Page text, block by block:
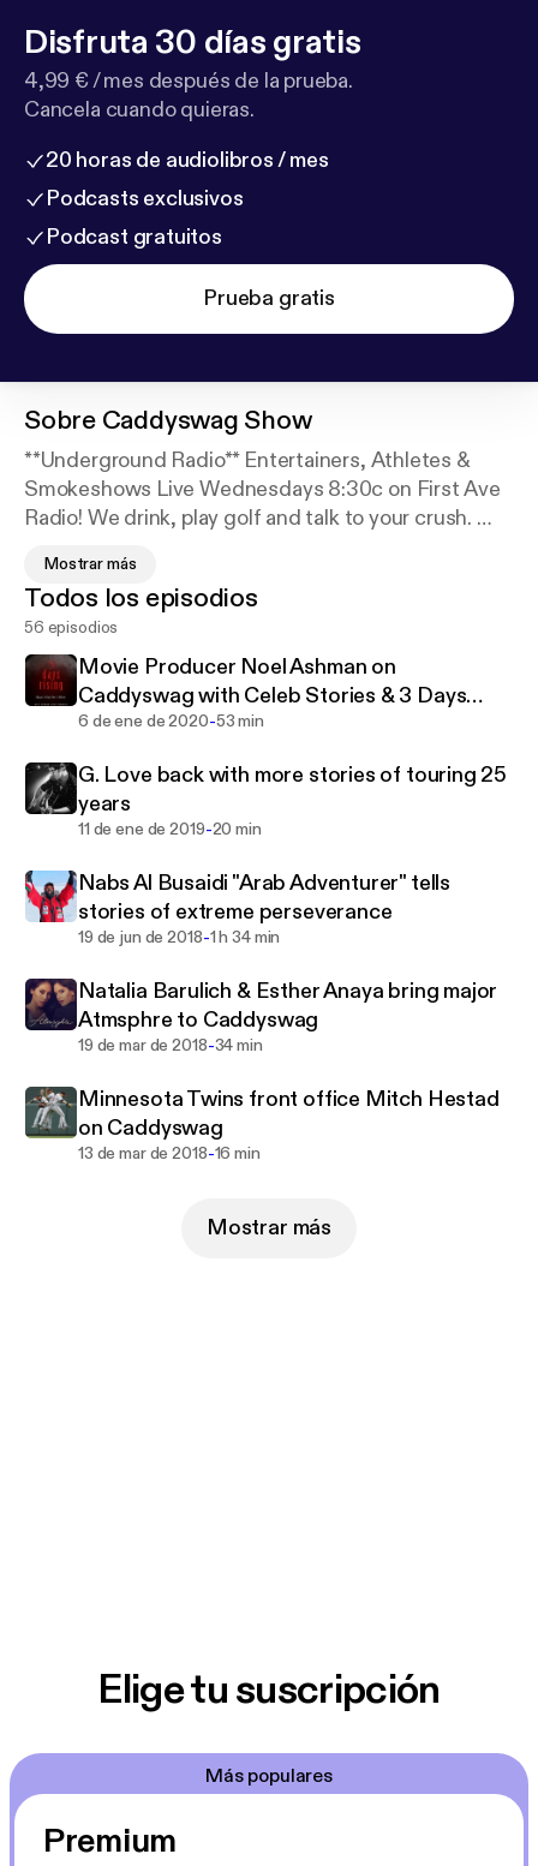
Disfruta 30 días gratis
4,99 € / mes después de la prueba.
Cancela cuando quieras.
20 horas de audiolibros / mes
Podcasts exclusivos
Podcast gratuitos
Prueba gratis
Sobre Caddyswag Show
**Underground Radio** Entertainers, Athletes &
Smokeshows Live Wednesdays 8:30c on First Ave
Radio! We drink, play golf and talk to your crush.
break from the stresses of life.” Climb in the van and
join team Caddyswag as we go on an epic
adventure every Wednesday night LIVE from 8:30-
10:30 pm cst. Hot topics, pro athletes, psychics,
prank calls, comedians.
Podcast on iTunes, Google Play & Stitcher
unknown and answering the questions that are
difficult to answer. Once the van gets put in gear,
you never know what will happen next. So tune and
hear it happen for yourself
Join the team and get a Caddyswag cooler for your
golf bag at caddyswag.com
Mostrar más
Todos los episodios
56 episodios
Movie Producer Noel Ashman on
Caddyswag with Celeb Stories & 3 Days
Rising
6 de ene de 2020-53 min
G. Love back with more stories of touring 25
years
11 de ene de 2019-20 min
Nabs Al Busaidi "Arab Adventurer" tells
stories of extreme perseverance
19 de jun de 2018-1 h 34 min
Natalia Barulich & Esther Anaya bring major
Atmsphre to Caddyswag
19 de mar de 2018-34 min
Minnesota Twins front office Mitch Hestad
on Caddyswag
13 de mar de 2018-16 min
Mostrar más
Elige tu suscripción
Más populares
Premium